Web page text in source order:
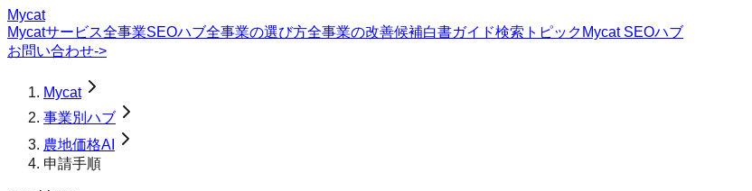
Mycat
Mycatサービス全事業SEOハブ全事業の選び方全事業の改善候補白書ガイド検索トピック Mycat SEOハブ
お問い合わせ->
Mycat
事業別ハブ
農地価格AI
申請手順